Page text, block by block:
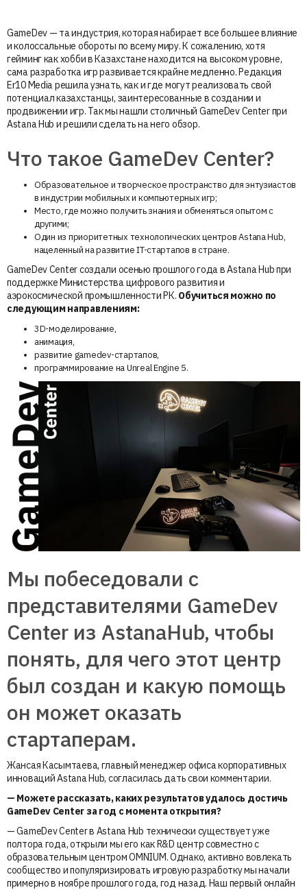
GameDev — та индустрия, которая набирает все большее влияние
и колоссальные обороты по всему миру. К сожалению, хотя
гейминг как хобби в Казахстане находится на высоком уровне,
сама разработка игр развивается крайне медленно. Редакция
Er10 Media решила узнать, как и где могут реализовать свой
потенциал казахстанцы, заинтересованные в создании и
продвижении игр. Так мы нашли столичный GameDev Center при
Astana Hub и решили сделать на него обзор.
Что такое GameDev Center?
Образовательное и творческое пространство для энтузиастов
в индустрии мобильных и компьютерных игр;
Место, где можно получить знания и обменяться опытом с
другими;
Один из приоритетных технологических центров Astana Hub,
нацеленный на развитие IT-стартапов в стране.
GameDev Center создали осенью прошлого года в Astana Hub при
поддержке Министерства цифрового развития и
аэрокосмической промышленности РК. Обучиться можно по
следующим направлениям:
3D-моделирование,
анимация,
развитие gamedev-стартапов,
программирование на Unreal Engine 5.
Мы побеседовали с
представителями GameDev
Center из AstanaHub, чтобы
понять, для чего этот центр
был создан и какую помощь
он может оказать
стартаперам.
Жансая Касымтаева, главный менеджер офиса корпоративных
инноваций Astana Hub, согласилась дать свои комментарии.
— Можете рассказать, каких результатов удалось достичь
GameDev Center за год с момента открытия?
— GameDev Center в Astana Hub технически существует уже
полтора года, открыли мы его как R&D центр совместно с
образовательным центром OMNIUM. Однако, активно вовлекать
сообщество и популяризировать игровую разработку мы начали
примерно в ноябре прошлого года, год назад. Наш первый онлайн